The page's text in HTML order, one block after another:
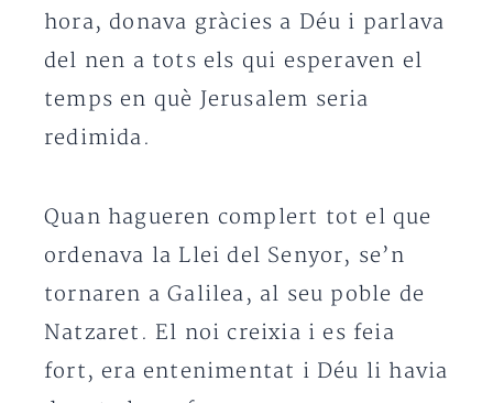
hora, donava gràcies a Déu i parlava
del nen a tots els qui esperaven el
temps en què Jerusalem seria
redimida.
Quan hagueren complert tot el que
ordenava la Llei del Senyor, se’n
tornaren a Galilea, al seu poble de
Natzaret. El noi creixia i es feia
fort, era entenimentat i Déu li havia